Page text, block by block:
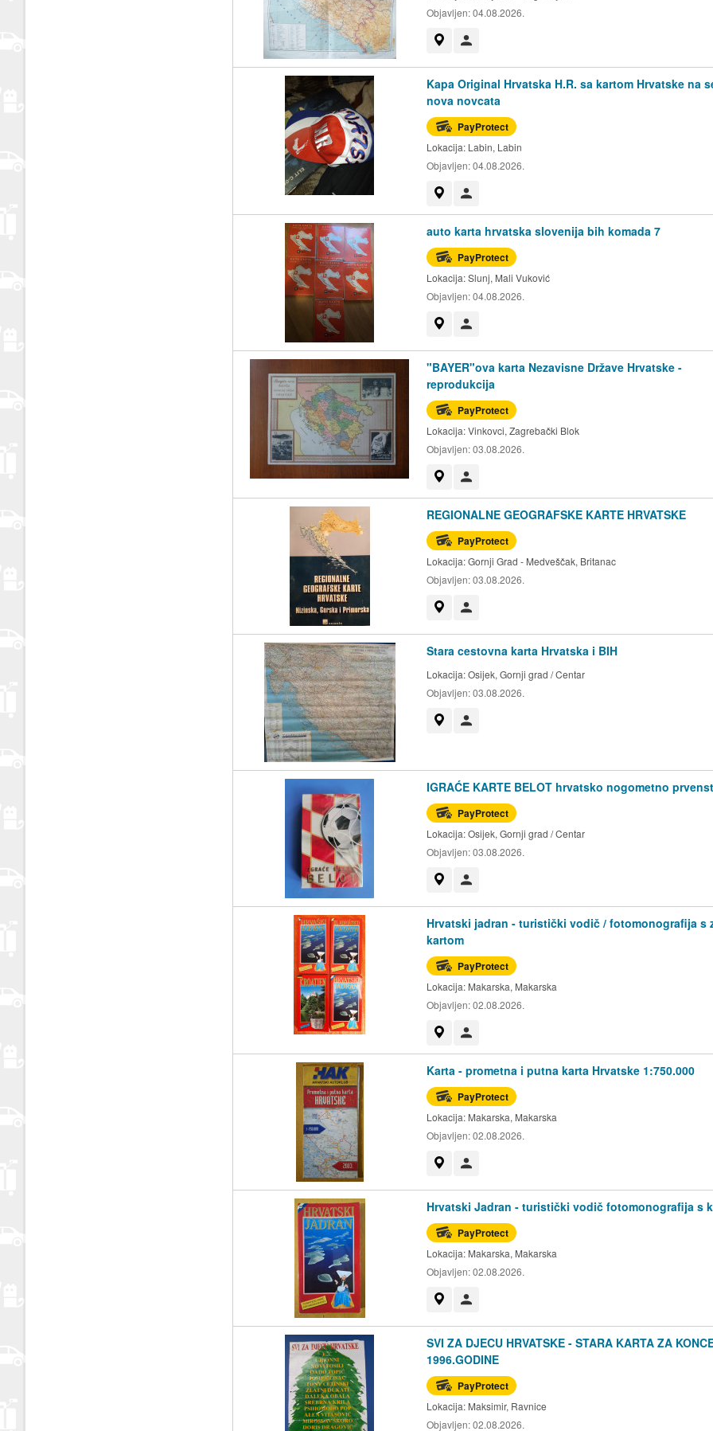
Objavljen:04.08.2026.
Kapa Original Hrvatska H.R. sa kartom Hrvatske na
nova novcata
PayProtect
Lokacija: Labin, Labin
Objavljen:04.08.2026.
auto karta hrvatska slovenija bih komada 7
PayProtect
Lokacija:Slunj, Mali Vuković
Objavljen:04.08.2026.
"BAYER"ova karta Nezavisne Države Hrvatske -
reprodukcija
PayProtect
Lokacija:Vinkovci, Zagrebački Blok
Objavljen:03.08.2026.
REGIONALNE GEOGRAFSKE KARTE HRVATSKE
PayProtect
Lokacija:Gornji Grad - Medveščak, Britanac
Objavljen:03.08.2026.
Stara cestovna karta Hrvatska i BIH
Lokacija:Osijek, Gornji grad / Centar
Objavljen:03.08.2026.
IGRAĆE KARTE BELOT hrvatsko nogometno
PayProtect
Lokacija:Osijek, Gornji grad / Centar
Objavljen:03.08.2026.
Hrvatski jadran - turistički vodič / fotomonografija s
kartom
PayProtect
Lokacija: Makarska, Makarska
Objavljen:02.08.2026.
Karta - prometna i putna karta Hrvatske 1:750.000
PayProtect
Lokacija: Makarska, Makarska
Objavljen:02.08.2026.
Hrvatski Jadran - turistički vodič fotomonografija s
PayProtect
Lokacija: Makarska, Makarska
Objavljen:02.08.2026.
SVI ZA DJECU HRVATSKE - STARA KARTA ZA
1996.GODINE
PayProtect
Lokacija: Maksimir, Ravnice
Objavljen:02.08.2026.